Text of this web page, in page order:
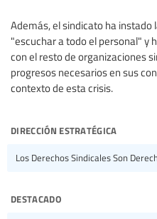
Además, el sindicato ha instado
"escuchar a todo el personal" y
con el resto de organizaciones
progresos necesarios en sus
contexto de esta crisis.
dirección estratégica
Los Derechos Sindicales Son
destacado